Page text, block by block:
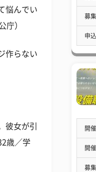
悩んでい
庁）
作らない
彼女が引
歳／学
募
申
開
開
募